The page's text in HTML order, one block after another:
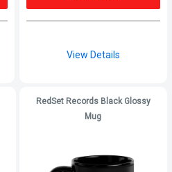
View Details
RedSet Records Black Glossy
Mug